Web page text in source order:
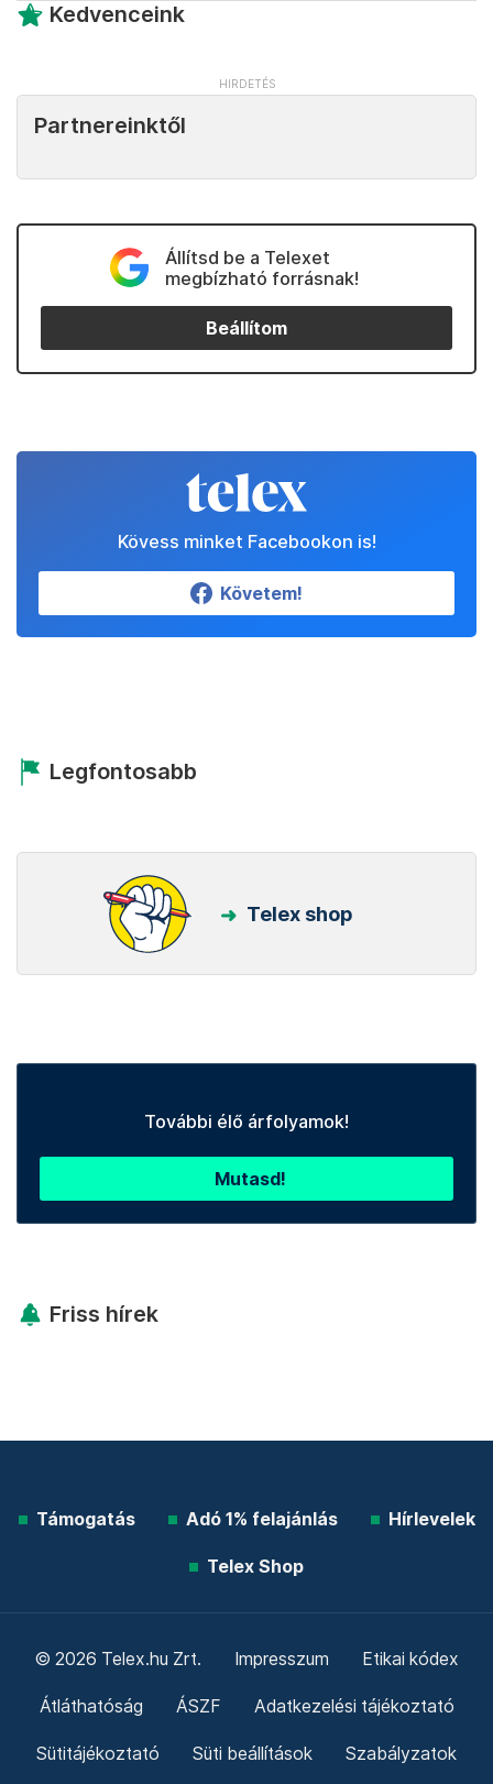
Kedvenceink
Partnereinktől
Állítsd be a Telexet
megbízható forrásnak!
Beállítom
Kövess minket Facebookon is!
Követem!
Legfontosabb
Telex shop
További élő árfolyamok!
Mutasd!
Friss hírek
Támogatás Adó 1% felajánlás Hírlevelek
Telex Shop
© 2026 Telex.hu Zrt. Impresszum Etikai kódex
Átláthatóság ÁSZF Adatkezelési tájékoztató
Sütitájékoztató Süti beállítások Szabályzatok